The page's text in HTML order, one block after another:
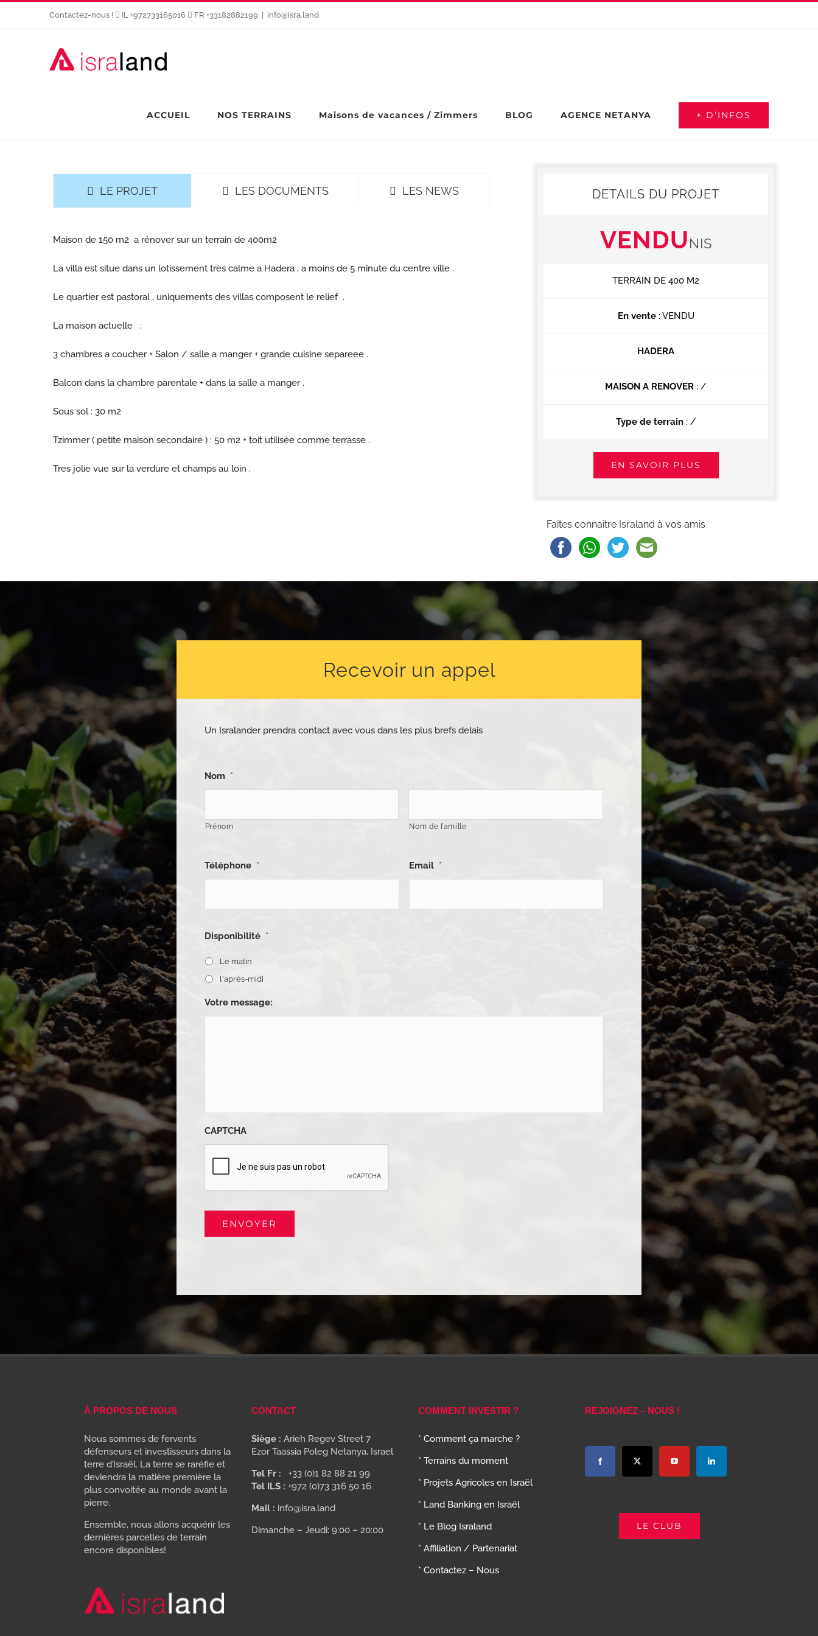
Contactez-nous ! IL +972733165016 FR +33182882199 info@isra.land
ACCUEIL NOS TERRAINS Maisons de vacances / Zimmers BLOG AGENCE NETANYA + D’INFOS
LE PROJET LES DOCUMENTS LES NEWS
Maison de 150 m2 a rénover sur un terrain de 400m2
La villa est situe dans un lotissement très calme a Hadera , a moins de 5 minute du centre ville .
Le quartier est pastoral , uniquements des villas composent le relief .
La maison actuelle :
3 chambres a coucher + Salon / salle a manger + grande cuisine separeee .
Balcon dans la chambre parentale + dans la salle a manger .
Sous sol : 30 m2
Tzimmer ( petite maison secondaire ) : 50 m2 + toit utilisée comme terrasse .
Tres jolie vue sur la verdure et champs au loin .
DETAILS DU PROJET
VENDUNIS
TERRAIN DE 400 M2
En vente : VENDU
HADERA
MAISON A RENOVER : /
Type de terrain : /
EN SAVOIR PLUS
Faites connaitre Israland à vos amis
Recevoir un appel
Un Isralander prendra contact avec vous dans les plus brefs delais
Nom *
Prénom Nom de famille
Téléphone * Email *
Disponibilité *
Le matin
l'après-midi
Votre message:
CAPTCHA
À PROPOS DE NOUS
Nous sommes de fervents
défenseurs et investisseurs dans la
terre d’Israël. La terre se raréfie et
deviendra la matière première la
plus convoitée au monde avant la
pierre.
Ensemble, nous allons acquérir les
dernières parcelles de terrain
encore disponibles!
CONTACT
Siège : Arieh Regev Street 7
Ezor Taassia Poleg Netanya, Israel
Tel Fr : +33 (0)1 82 88 21 99
Tel ILS : +972 (0)73 316 50 16
Mail : info@isra.land
Dimanche – Jeudi: 9:00 – 20:00
COMMENT INVESTIR ?
* Comment ça marche ?
* Terrains du moment
* Projets Agricoles en Israël
* Land Banking en Israël
* Le Blog Israland
* Affiliation / Partenariat
* Contactez – Nous
REJOIGNEZ – NOUS !
LE CLUB